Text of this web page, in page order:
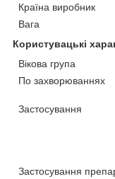
Країна виробник
Вага
Користувацькі
Вікова група
По захворюваннях
Застосування
Застосування